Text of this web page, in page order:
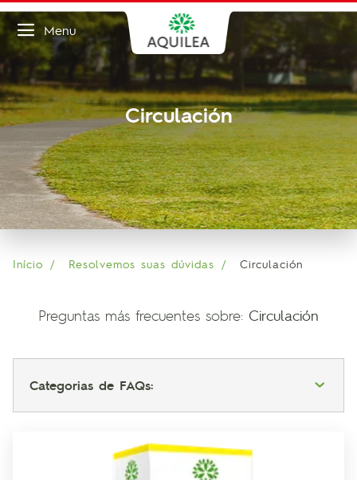
Menu
Circulación
Início Resolvemos suas dúvidas Circulación
Preguntas más frecuentes sobre: Circulación
Categorias de FAQs: